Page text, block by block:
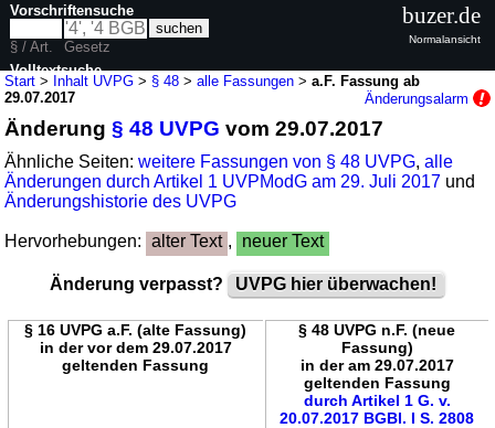
Start > Inhalt UVPG > § 48 >alle Fassungen >a.F. Fassung ab
29.07.2017
Änderungsalarm
Änderung§ 48 UVPG vom 29.07.2017
Ähnliche Seiten:weitere Fassungen von § 48 UVPG,alle
Änderungen durch Artikel 1 UVPModG am 29. Juli 2017 und
Änderungshistorie des UVPG
Hervorhebungen: alter Text , neuer Text
Änderung verpasst? UVPG hier überwachen!
§ 16 UVPG a.F. (alte Fassung)
in der vor dem 29.07.2017
geltenden Fassung
§ 48 UVPG n.F. (neue
Fassung)
in der am 29.07.2017
geltenden Fassung
durch Artikel 1 G. v.
20.07.2017 BGBl. I S. 2808
Vorschriftensuche
§ / Art.
Gesetz
Volltextsuche
buzer.de
Normalansicht